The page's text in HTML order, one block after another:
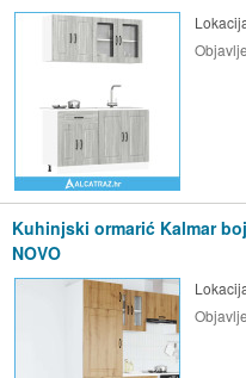
Kuhinjski ormarić Kalmar
NOVO